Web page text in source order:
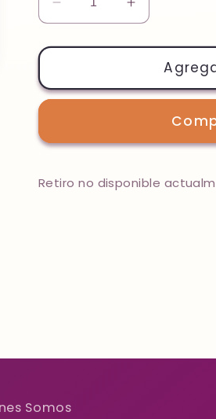
Reducir
cantidad
para
054
-
Aumentar
cantidad
para
Nunno
054
-
Retiro no disponible
Somos